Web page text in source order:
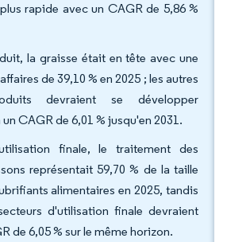
rapide avec un CAGR de 5,86 %
la graisse était en tête avec une
de 39,10 % en 2025 ; les autres
devraient se développer
CAGR de 6,01 % jusqu'en 2031.
finale, le traitement des
représentait 59,70 % de la taille
alimentaires en 2025, tandis
d'utilisation finale devraient
de 6,05 % sur le même horizon.